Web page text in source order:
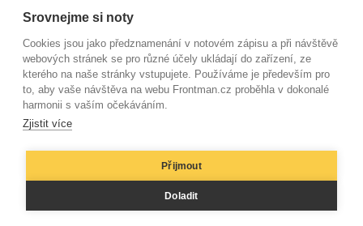
Srovnejme si noty
Cookies jsou jako předznamenání v notovém zápisu a při návštěvě
webových stránek se pro různé účely ukládají do zařízení, ze
kterého na naše stránky vstupujete. Používáme je především pro
to, aby vaše návštěva na webu Frontman.cz proběhla v dokonalé
harmonii s vaším očekáváním.
Zjistit více
Přijmout
Doladit